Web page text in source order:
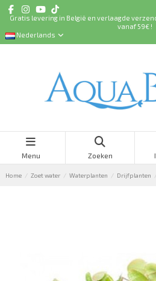
Gratis levering in België en verlaagde
vanaf 59€ !
Nederlands
Menu Zoeken
Home Zoet water Waterplanten Drijfplanten